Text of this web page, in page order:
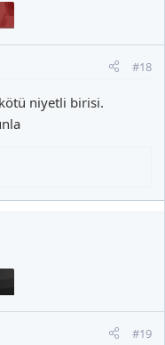
#18
niyetli birisi.
#19